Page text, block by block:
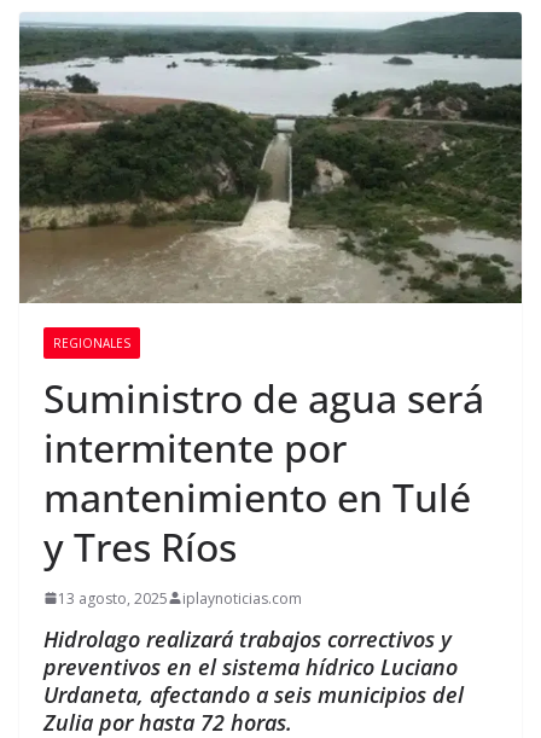
REGIONALES
Suministro de agua será
intermitente por
mantenimiento en Tulé
y Tres Ríos
13 agosto, 2025 iplaynoticias.com
Hidrolago realizará trabajos correctivos y
preventivos en el sistema hídrico Luciano
Urdaneta, afectando a seis municipios del
Zulia por hasta 72 horas.